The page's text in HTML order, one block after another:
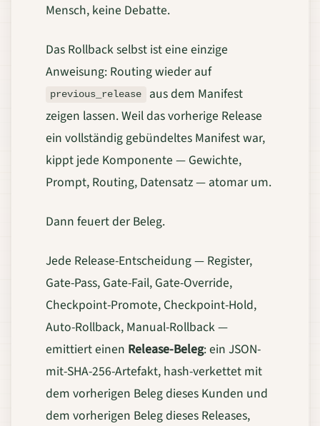
Mensch, keine Debatte.
Das Rollback selbst ist eine einzige
Anweisung: Routing wieder auf
previous_release
aus dem Manifest
zeigen lassen. Weil das vorherige Release
ein vollständig gebündeltes Manifest war,
kippt jede Komponente — Gewichte,
Prompt, Routing, Datensatz — atomar um.
Dann feuert der Beleg.
Jede Release-Entscheidung — Register,
Gate-Pass, Gate-Fail, Gate-Override,
Checkpoint-Promote, Checkpoint-Hold,
Auto-Rollback, Manual-Rollback —
emittiert einen Release-Beleg: ein JSON-
mit-SHA-256-Artefakt, hash-verkettet mit
dem vorherigen Beleg dieses Kunden und
dem vorherigen Beleg dieses Releases,